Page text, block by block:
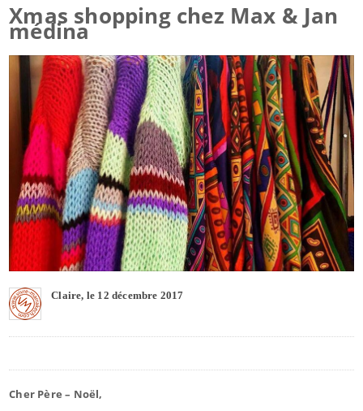
Xmas shopping chez Max & Jan
médina
Claire, le 12 décembre 2017
Cher Père – Noël,